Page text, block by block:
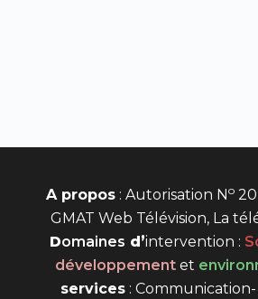
A propos: Autorisation N o20
GMAT Web Télévision, La
Domaines d’intervention :
développement et
services: